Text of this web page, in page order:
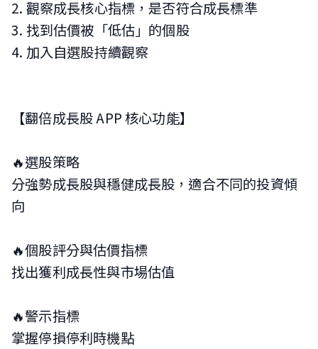
2. 觀察成長核心指標，是否符合成長標準
3. 找到估價被「低估」的個股
4. 加入自選股持續觀察
【翻倍成長股 APP 核心功能】
🔥選股策略
分強勢成長股與穩健成長股，適合不同的投資傾
向
🔥個股評分與估價指標
找出獲利成長性與市場估值
🔥警示指標
掌握停損停利時機點